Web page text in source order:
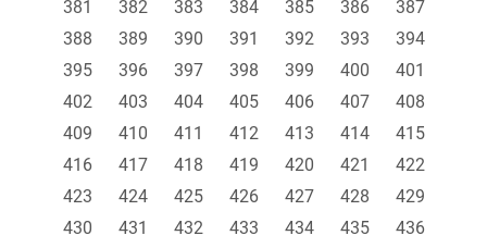
381
382 383 384 385 386
387
388
389 390 391 392 393
394
395
396 397 398 399 400
401
402
403 404 405 406 407
408
409
410 411 412 413 414
415
416
417 418 419 420 421
422
423
424 425 426 427 428
429
430
431 432 433 434 435
436